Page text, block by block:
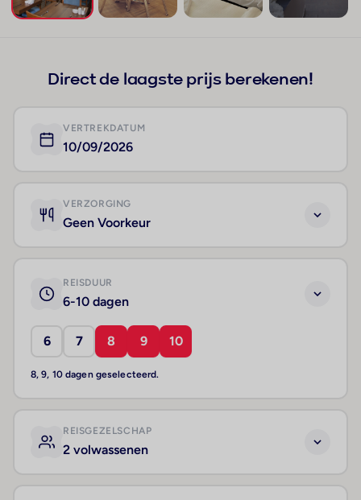
Direct de laagste prijs berekenen!
VERTREKDATUM
10/09/2026
VERZORGING
Geen Voorkeur
REISDUUR
6-10 dagen
6 7 8 9 10
8, 9, 10 dagen geselecteerd.
REISGEZELSCHAP
2 volwassenen